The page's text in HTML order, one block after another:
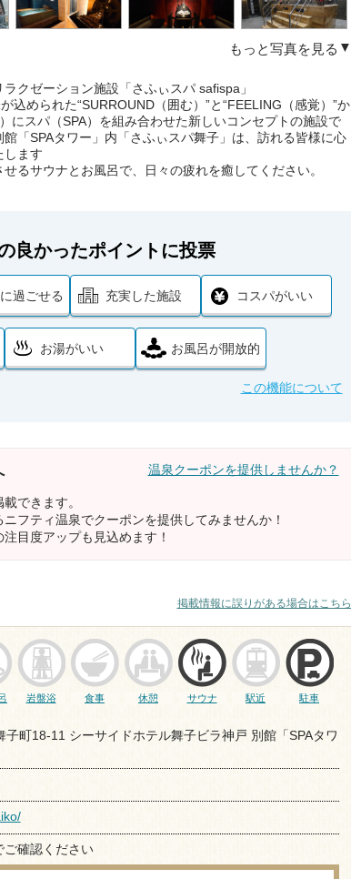
もっと写真を見る
クゼーション施設「さふぃスパ safispa」
込められた“SURROUND（囲む）”と“FEELING（感覚）”か
にスパ（SPA）を組み合わせた新しいコンセプトの施設で
「SPAタワー」内「さふぃスパ舞子」は、訪れる皆様に心
します
るサウナとお風呂で、日々の疲れを癒してください。
良かったポイントに投票
過ごせる 充実した施設 コスパがいい
お湯がいい お風呂が開放的
この機能について
温泉クーポンを提供しませんか？
できます。
フティ温泉でクーポンを提供してみませんか！
目度アップも見込めます！
掲載情報に誤りがある場合はこちら
岩盤浴 食事 休憩 サウナ 駅近 駐車
子町18-11 シーサイドホテル舞子ビラ神戸 別館「SPAタワ
確認ください